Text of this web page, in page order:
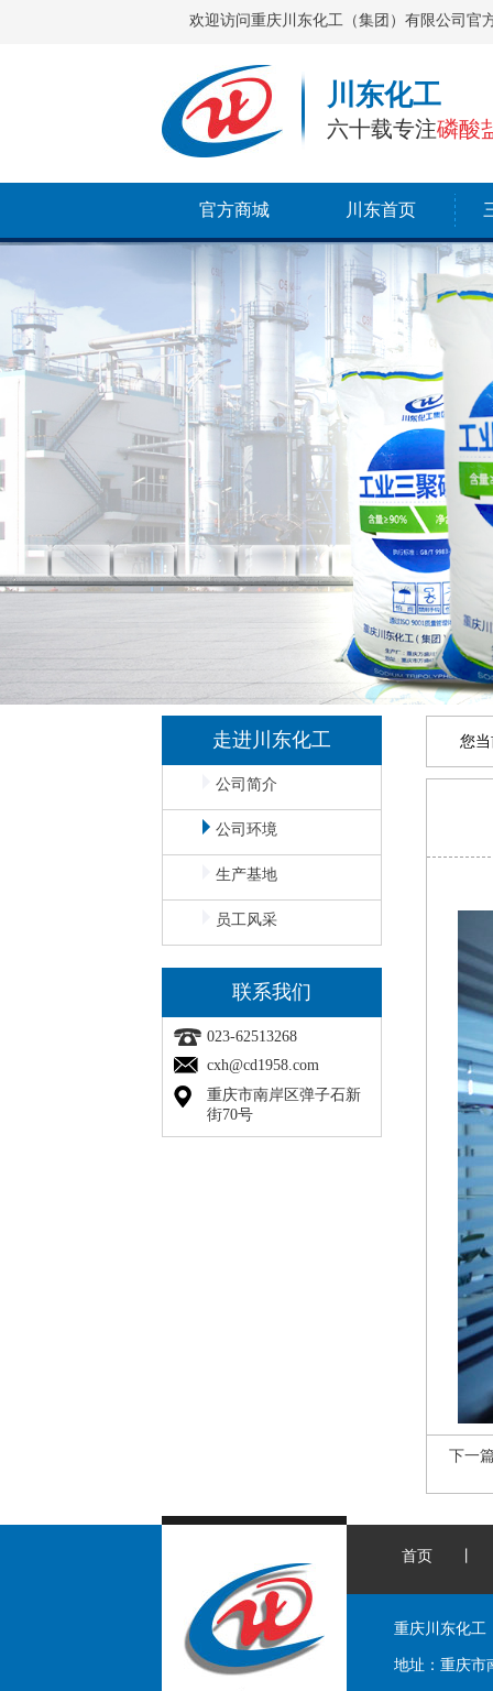
欢迎访问重庆川东化工（集团）有限公司官
川东化工
六十载专注磷酸
官方商城 川东首页
走进川东化工
公司简介
公司环境
生产基地
员工风采
联系我们
023-62513268
cxh@cd1958.com
重庆市南岸区弹子石新
街70号
您
下一
首页
重庆川东化工
地址： 重庆市